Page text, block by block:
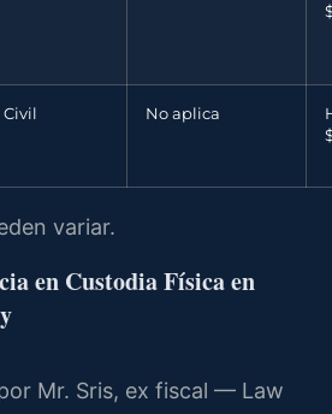
Civil No aplica
variar.
en Custodia Física en
Mr. Sris, ex fiscal — Law